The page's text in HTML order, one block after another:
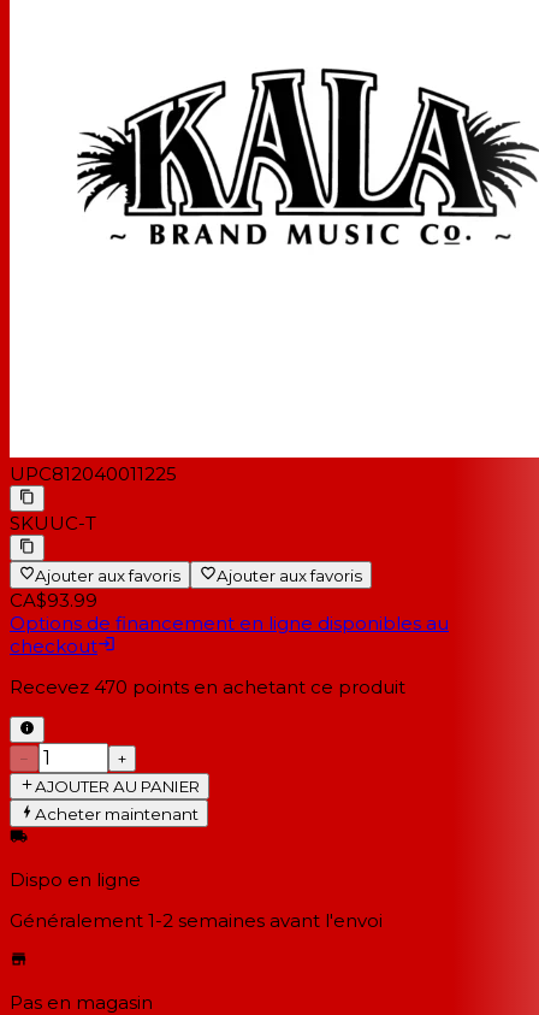
UPC812040011225
SKUUC-T
Ajouter aux favoris Ajouter aux favoris
CA$93.99
Options de financement en ligne disponibles au
checkout
Recevez 470 points en achetant ce produit
−
+
AJOUTER AU PANIER
Acheter maintenant
Dispo en ligne
Généralement 1-2 semaines avant l'envoi
Pas en magasin